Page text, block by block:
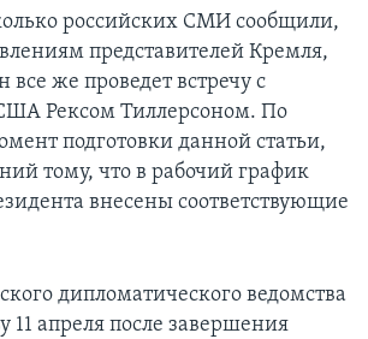
российских СМИ сообщили,
представителей Кремля,
же проведет встречу с
Рексом Тиллерсоном. По
подготовки данной статьи,
тому, что в рабочий график
внесены соответствующие
дипломатического ведомства
11 апреля после завершения